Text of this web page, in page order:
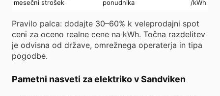
mesečni strošek
ponudnika
/kWh
Pravilo palca: dodajte 30–60% k veleprodajni spot
ceni za oceno realne cene na kWh. Točna razdelitev
je odvisna od države, omrežnega operaterja in tipa
pogodbe.
Pametni nasveti za elektriko v Sandviken